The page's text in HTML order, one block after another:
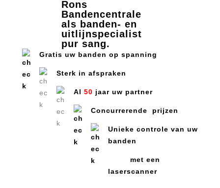
Gratis uw banden op spanning
Sterk in afspraken
Al 50 jaar uw partner
Concurrerende prijzen
Unieke controle van uw
banden
met een
laserscanner